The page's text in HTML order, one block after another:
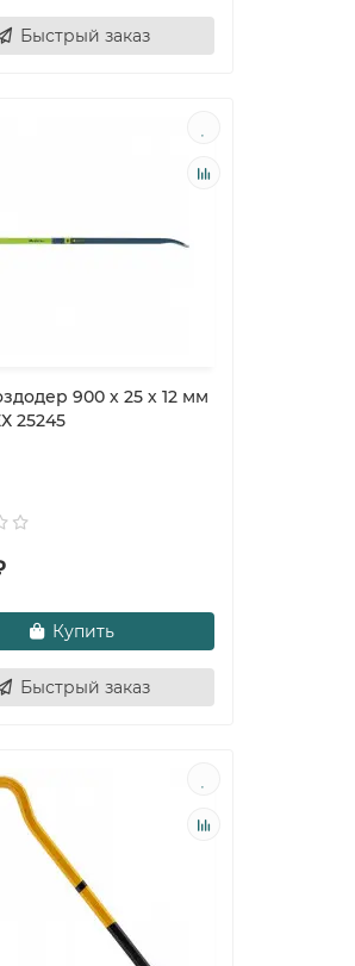
Быстрый заказ
900 х 25 х 12 мм
25245
Купить
Быстрый заказ